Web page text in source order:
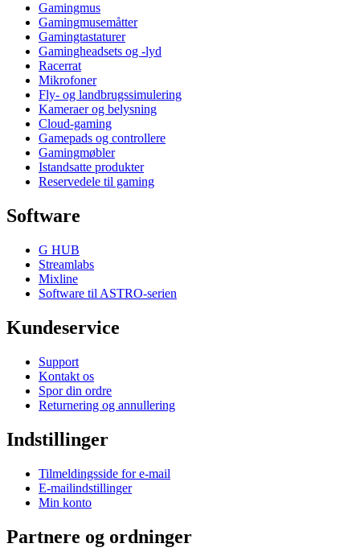
Gamingmus
Gamingmusemåtter
Gamingtastaturer
Gamingheadsets og -lyd
Racerrat
Mikrofoner
Fly- og landbrugssimulering
Kameraer og belysning
Cloud-gaming
Gamepads og controllere
Gamingmøbler
Istandsatte produkter
Reservedele til gaming
Software
G HUB
Streamlabs
Mixline
Software til ASTRO-serien
Kundeservice
Support
Kontakt os
Spor din ordre
Returnering og annullering
Indstillinger
Tilmeldingsside for e-mail
E-mailindstillinger
Min konto
Partnere og ordninger